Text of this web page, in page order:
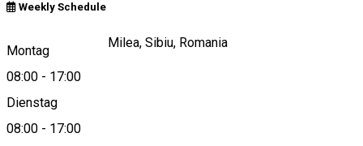
Weekly Schedule
Montag
08:00 - 17:00
Dienstag
08:00 - 17:00
Bulevardul Vasile Milea, Sibiu, Romania
View on map